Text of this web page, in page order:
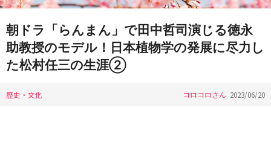
朝ドラ「らんまん」で田中哲司演じる徳永
助教授のモデル！日本植物学の発展に尽力し
た松村任三の生涯②
歴史・文化 コロコロさん 2023/06/20